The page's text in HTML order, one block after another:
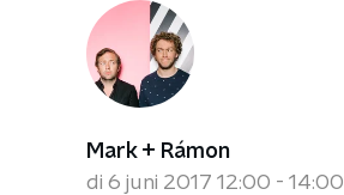
Mark + Rámon
di 6 juni 2017 12:00 - 14:00